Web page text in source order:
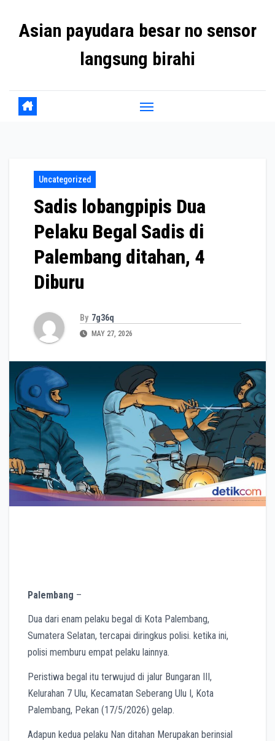
Asian payudara besar no sensor
langsung birahi
Uncategorized
Sadis lobangpipis Dua
Pelaku Begal Sadis di
Palembang ditahan, 4
Diburu
By 7g36q
MAY 27, 2026
Palembang –
Dua dari enam pelaku begal di Kota Palembang,
Sumatera Selatan, tercapai diringkus polisi. ketika ini,
polisi memburu empat pelaku lainnya.
Peristiwa begal itu terwujud di jalur Bungaran III,
Kelurahan 7 Ulu, Kecamatan Seberang Ulu I, Kota
Palembang, Pekan (17/5/2026) gelap.
Adapun kedua pelaku Nan ditahan Merupakan berinsial